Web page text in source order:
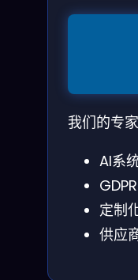
我们的专
AI系
定制
供应